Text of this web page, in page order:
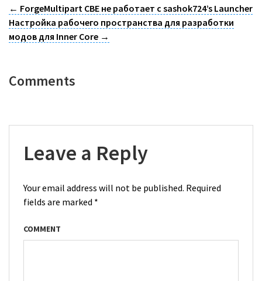
← ForgeMultipart CBE не работает с sashok724’s Launcher
Настройка рабочего пространства для разработки
модов для Inner Core →
Comments
Leave a Reply
Your email address will not be published. Required
fields are marked *
COMMENT